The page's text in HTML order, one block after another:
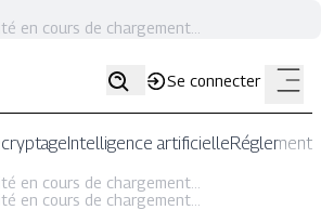
en cours de chargement...
Se connecter
Intelligence artificielle
en cours de chargement...
en cours de chargement...